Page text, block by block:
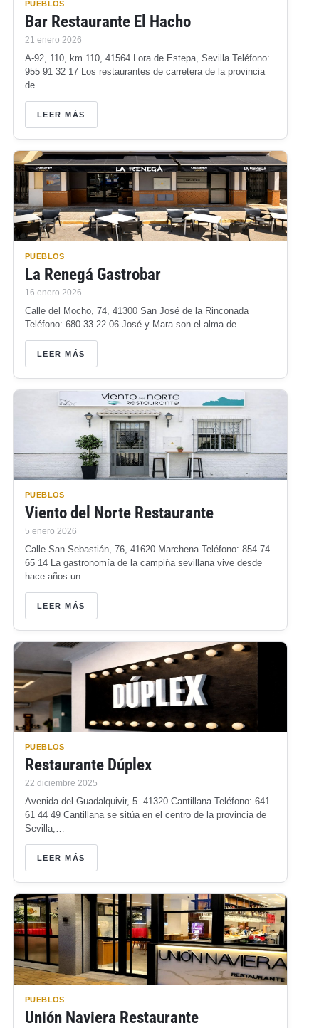
PUEBLOS
Bar Restaurante El Hacho
21 enero 2026
A-92, 110, km 110, 41564 Lora de Estepa, Sevilla Teléfono:
955 91 32 17 Los restaurantes de carretera de la provincia
de…
LEER MÁS
PUEBLOS
La Renegá Gastrobar
16 enero 2026
Calle del Mocho, 74, 41300 San José de la Rinconada
Teléfono: 680 33 22 06 José y Mara son el alma de…
LEER MÁS
PUEBLOS
Viento del Norte Restaurante
5 enero 2026
Calle San Sebastián, 76, 41620 Marchena Teléfono: 854 74
65 14 La gastronomía de la campiña sevillana vive desde
hace años un…
LEER MÁS
PUEBLOS
Restaurante Dúplex
22 diciembre 2025
Avenida del Guadalquivir, 5 41320 Cantillana Teléfono: 641
61 44 49 Cantillana se sitúa en el centro de la provincia de
Sevilla,…
LEER MÁS
PUEBLOS
Unión Naviera Restaurante